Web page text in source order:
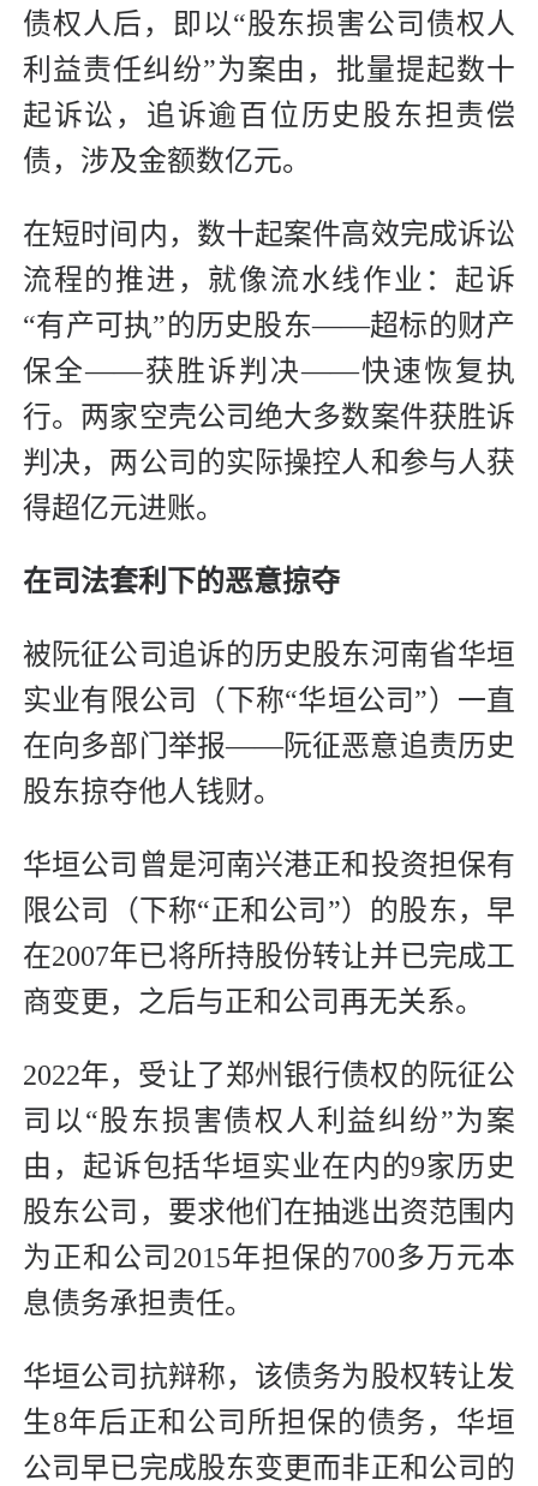
债权人后，即以“股东损害公司债权人
利益责任纠纷”为案由，批量提起数十
起诉讼，追诉逾百位历史股东担责偿
债，涉及金额数亿元。
在短时间内，数十起案件高效完成诉讼
流程的推进，就像流水线作业：起诉
“有产可执”的历史股东——超标的财产
保全——获胜诉判决——快速恢复执
行。两家空壳公司绝大多数案件获胜诉
判决，两公司的实际操控人和参与人获
得超亿元进账。
在司法套利下的恶意掠夺
被阮征公司追诉的历史股东河南省华垣
实业有限公司（下称“华垣公司”）一直
在向多部门举报——阮征恶意追责历史
股东掠夺他人钱财。
华垣公司曾是河南兴港正和投资担保有
限公司（下称“正和公司”）的股东，早
在2007年已将所持股份转让并已完成工
商变更，之后与正和公司再无关系。
2022年，受让了郑州银行债权的阮征公
司以“股东损害债权人利益纠纷”为案
由，起诉包括华垣实业在内的9家历史
股东公司，要求他们在抽逃出资范围内
为正和公司2015年担保的700多万元本
息债务承担责任。
华垣公司抗辩称，该债务为股权转让发
生8年后正和公司所担保的债务，华垣
公司早已完成股东变更而非正和公司的